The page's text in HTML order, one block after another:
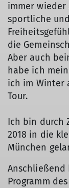
immer wieder
sportliche
die
Aber auch
habe ich
ich im Winter
Tour.
Ich bin durch
2018 in die
München
Anschließend
Programm